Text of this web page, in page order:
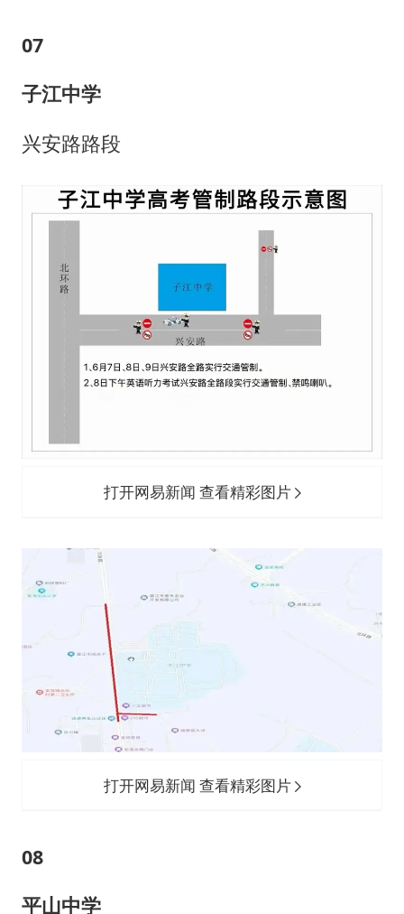
07
子江中学
兴安路路段
打开网易新闻 查看精彩图片
打开网易新闻 查看精彩图片
08
平山中学